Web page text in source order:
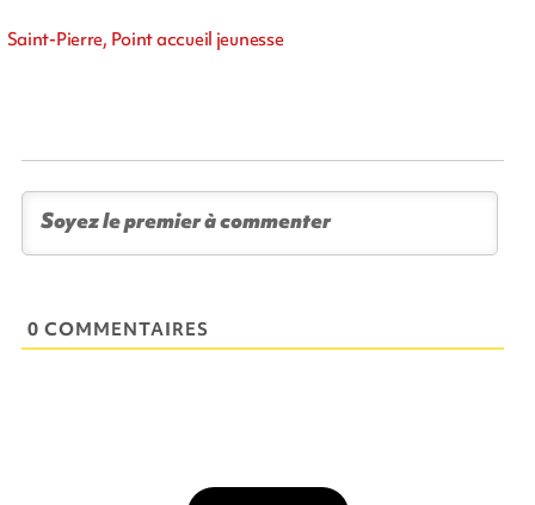
Saint-Pierre, Point accueil jeunesse
0 COMMENTAIRES